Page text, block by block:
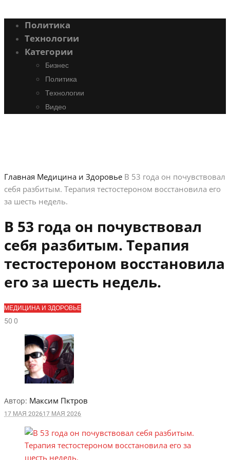
Политика
Технологии
Категории
Бизнес
Политика
Технологии
Видео
Главная Медицина и Здоровье В 53 года он почувствовал
себя разбитым. Терапия тестостероном восстановила его
за шесть недель.
В 53 года он почувствовал
себя разбитым. Терапия
тестостероном восстановила
его за шесть недель.
МЕДИЦИНА И ЗДОРОВЬЕ
500
Автор: Максим Пктров
17 МАЯ 202617 МАЯ 2026